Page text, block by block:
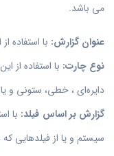
می باشد.
عنوان گزارش: با استفاده
نوع چارت: با استفاده از
دایره‌ای ، خطی، ستونی و
گزارش بر اساس فیلد: با
سیستم و یا از فیلدهایی